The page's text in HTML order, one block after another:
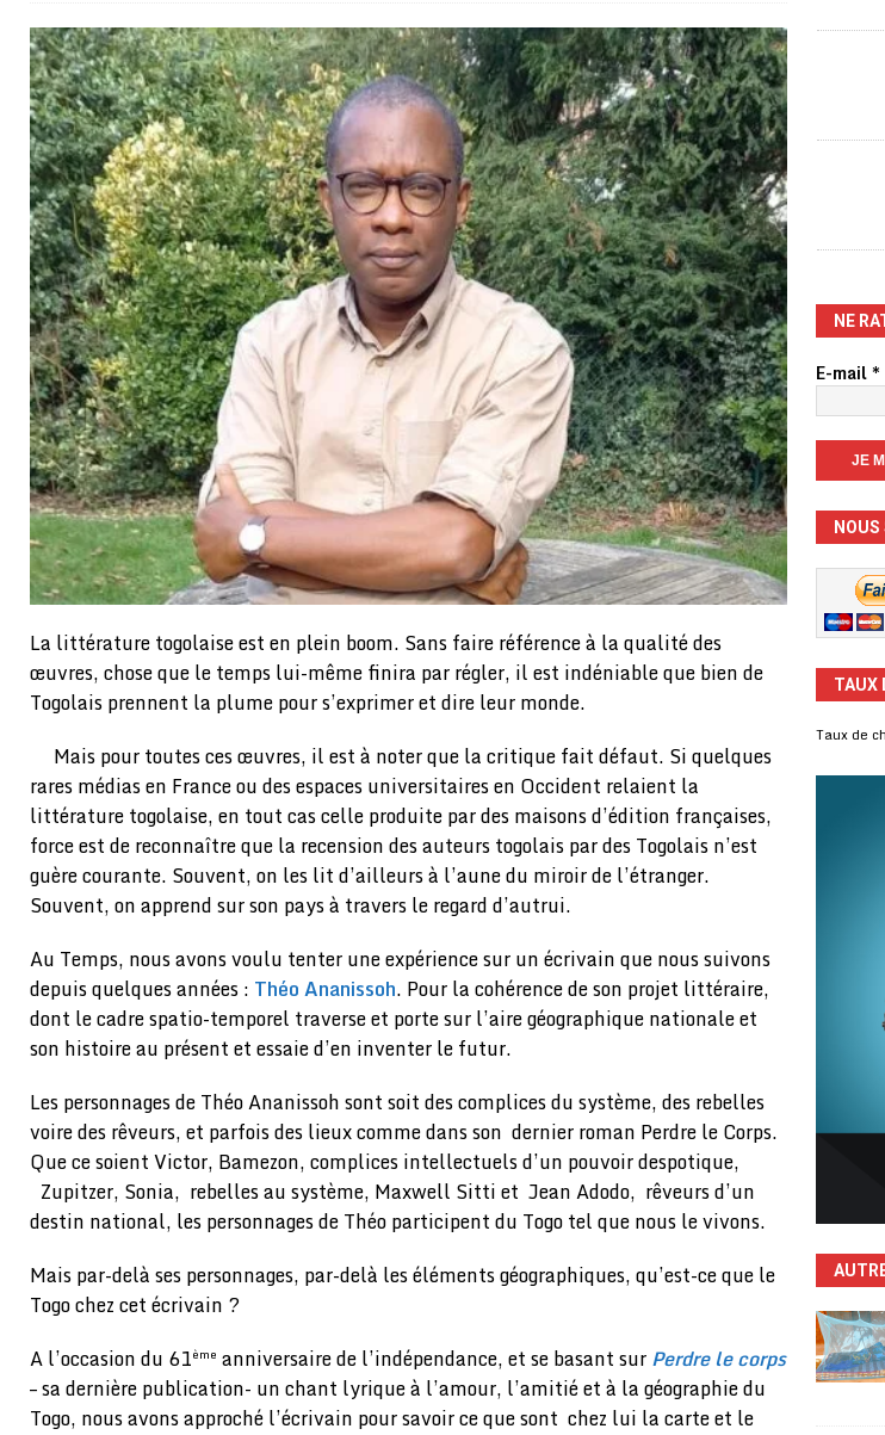
[ 02/08/2026 ] Distribution des moustiquaires : La zone Oti-Sud enregistre 99% de couverture
A LA
[ 02/08/2026 ] La Confédération Africaine de Football (CAF) à contre-courant
COOPÉRATION
[ 01/08/2026 ] Quatre candidats à la succession d’Infantino à la tête de la FIFA
A LA UNE
[ 01/08/2026 ] Bénin : Romuald Wadagni reçoit le milliardaire Aliko Dangote
A LA UNE
[ 31/07/2026 ] Niger : le FMI débloque une bouffée d’oxygène financière
ECONOMIE
[ 31/07/2026 ] Franco Baresi, légendaire défenseur de l’Italie et de l’AC Milan, est mort à 66 ans
A
[ 31/07/2026 ] Benjamin Mendy a vendu aux enchères son trophée de la Coupe du monde
[ 31/07/2026 ] Bénin : les membres du Sénat installés
A LA UNE
[ 31/07/2026 ]
Projet d’investisseurs à la Fifa: l’UEFA menace à «l’unanimité» d’un boycott des Coupes
BUSINESS
[ 30/07/2026 ]
Mali : au moins 19 soldats exécutés, Amnesty International exige une enquête
[ 05/08/2026 ] Hervé Renard devient sélectionneur des Eléphants de Côte d’Ivoire A LA UNE
La littérature togolaise est en plein boom. Sans faire référence à la qualité des
œuvres, chose que le temps lui-même finira par régler, il est indéniable que bien de
Togolais prennent la plume pour s’exprimer et dire leur monde.
Mais pour toutes ces œuvres, il est à noter que la critique fait défaut. Si quelques
rares médias en France ou des espaces universitaires en Occident relaient la
littérature togolaise, en tout cas celle produite par des maisons d’édition françaises,
force est de reconnaître que la recension des auteurs togolais par des Togolais n’est
guère courante. Souvent, on les lit d’ailleurs à l’aune du miroir de l’étranger.
Souvent, on apprend sur son pays à travers le regard d’autrui.
Au Temps, nous avons voulu tenter une expérience sur un écrivain que nous suivons
depuis quelques années : Théo Ananissoh. Pour la cohérence de son projet littéraire,
dont le cadre spatio-temporel traverse et porte sur l’aire géographique nationale et
son histoire au présent et essaie d’en inventer le futur.
Les personnages de Théo Ananissoh sont soit des complices du système, des rebelles
voire des rêveurs, et parfois des lieux comme dans son dernier roman Perdre le Corps.
Que ce soient Victor, Bamezon, complices intellectuels d’un pouvoir despotique,
Zupitzer, Sonia, rebelles au système, Maxwell Sitti et Jean Adodo, rêveurs d’un
destin national, les personnages de Théo participent du Togo tel que nous le vivons.
Mais par-delà ses personnages, par-delà les éléments géographiques, qu’est-ce que le
Togo chez cet écrivain ?
A l’occasion du 61ème anniversaire de l’indépendance, et se basant surPerdre le corps
– sa dernière publication- un chant lyrique à l’amour, l’amitié et à la géographie du
Togo, nous avons approché l’écrivain pour savoir ce que sont chez lui la carte et le
NE
E-mail*
TAUX
Taux de